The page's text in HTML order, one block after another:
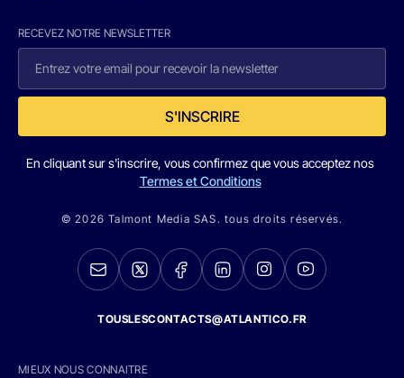
RECEVEZ NOTRE NEWSLETTER
S'INSCRIRE
En cliquant sur s'inscrire, vous confirmez que vous acceptez nos
Termes et Conditions
© 2026 Talmont Media SAS. tous droits réservés.
TOUSLESCONTACTS@ATLANTICO.FR
MIEUX NOUS CONNAITRE